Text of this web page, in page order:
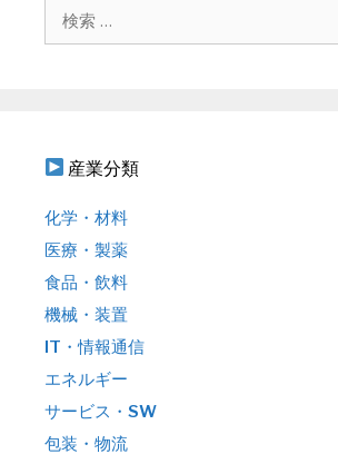
産業分類
化学・材料
医療・製薬
食品・飲料
機械・装置
IT・情報通信
エネルギー
サービス・SW
包装・物流